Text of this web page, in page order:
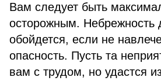
Вам следует быть
осторожным. Небрежность
обойдется, если не
опасность. Пусть та
вам с трудом, но удастся